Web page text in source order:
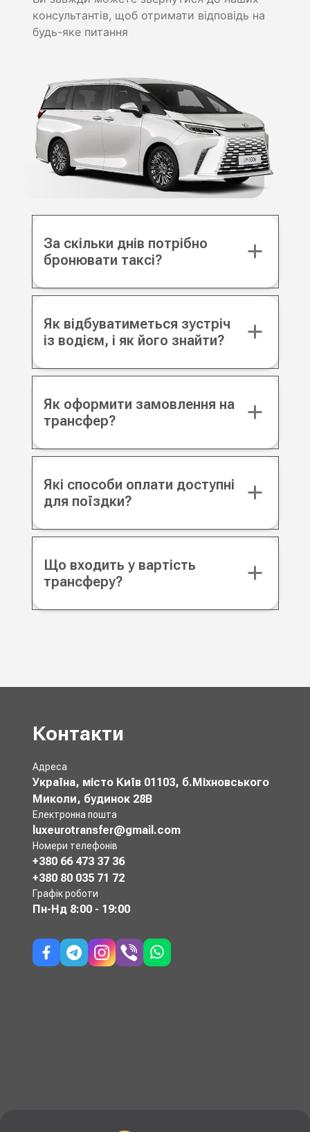
консультантів, щоб отримати відповідь на
будь-яке питання
За скільки днів потрібно
бронювати таксі?
Як відбуватиметься зустріч
із водієм, і як його знайти?
Як оформити замовлення на
трансфер?
Які способи оплати доступні
для поїздки?
Що входить у вартість
трансферу?
Контакти
Адреса
Україна, місто Київ 01103, б.Міхновського
Миколи, будинок 28В
Електронна пошта
luxeurotransfer@gmail.com
Номери телефонів
+380 66 473 37 36
+380 80 035 71 72
Графік роботи
Пн-Нд 8:00 - 19:00